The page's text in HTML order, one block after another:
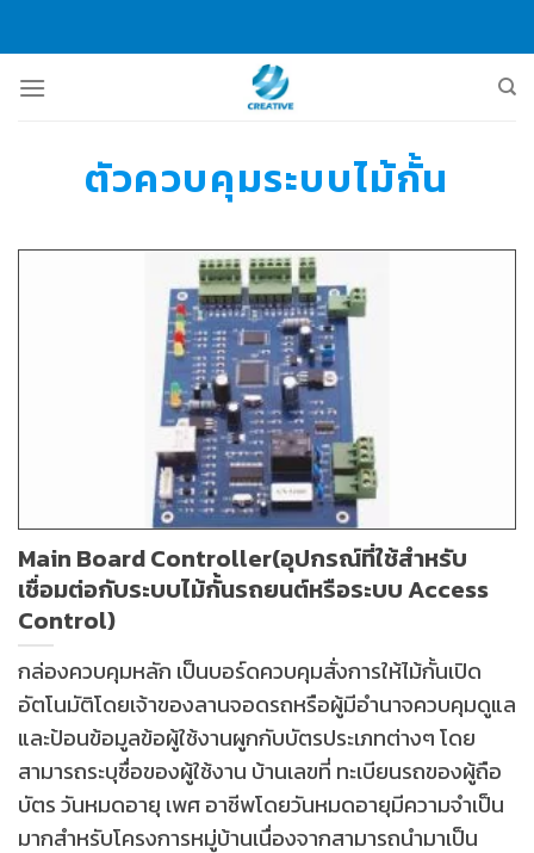
content
ตัวควบคุมระบบไม้กั้น
Main Board Controller(อุปกรณ์ที่ใช้สำหรับ
เชื่อมต่อกับระบบไม้กั้นรถยนต์หรือระบบ Access
Control)
กล่องควบคุมหลัก เป็นบอร์ดควบคุมสั่งการให้ไม้กั้นเปิด
อัตโนมัติโดยเจ้าของลานจอดรถหรือผู้มีอำนาจควบคุมดูแล
และป้อนข้อมูลข้อผู้ใช้งานผูกกับบัตรประเภทต่างๆ โดย
สามารถระบุชื่อของผู้ใช้งาน บ้านเลขที่ ทะเบียนรถของผู้ถือ
บัตร วันหมดอายุ เพศ อาชีพโดยวันหมดอายุมีความจำเป็น
มากสำหรับโครงการหมู่บ้านเนื่องจากสามารถนำมาเป็น